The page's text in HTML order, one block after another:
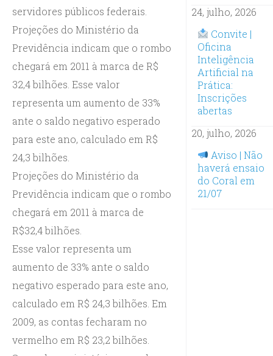
servidores públicos federais.
Projeções do Ministério da
Previdência indicam que o rombo
chegará em 2011 à marca de R$
32,4 bilhões. Esse valor
representa um aumento de 33%
ante o saldo negativo esperado
para este ano, calculado em R$
24,3 bilhões.
Projeções do Ministério da
Previdência indicam que o rombo
chegará em 2011 à marca de
R$32,4 bilhões.
Esse valor representa um
aumento de 33% ante o saldo
negativo esperado para este ano,
calculado em R$ 24,3 bilhões. Em
2009, as contas fecharam no
vermelho em R$ 23,2 bilhões.
24, julho, 2026
Convite |
Oficina
Inteligência
Artificial na
Prática:
Inscrições
abertas
20, julho, 2026
Aviso | Não
haverá ensaio
do Coral em
21/07